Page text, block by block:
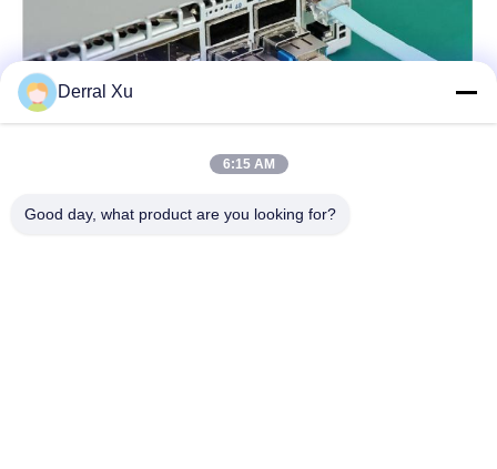
Derral Xu
6:15 AM
Good day, what product are you looking for?